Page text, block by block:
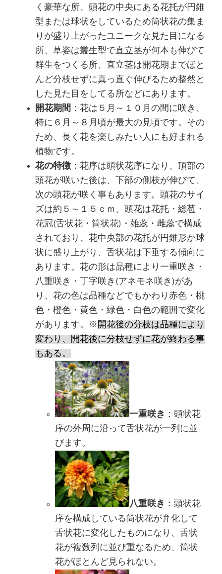
く豪華な所、頭花の中央にある花托が円錐
型または球状をしているため筒状花の集ま
りが盛り上がったユニークな見た目になる
所、草姿は叢生型で直立茎が何本も伸びて
群生をつくる所、直立茎は開花期までほと
んど分枝せずに真っ直ぐ伸びるため整然と
した見た目をしてる所などにあります。
開花期間 ：花は５月～１０月の間に咲き、
特に６月～８月頃が最大の見頃です。その
ため、長く花を楽しみたい人にも好まれる
植物です。
花の特徴 ：花序は頭状花序になり、頂部の
頭花が咲いた後は、下部の側枝が伸びて、
次の頭花が咲く事もあります。頭花のサイ
ズは約５～１５ｃｍ、頭花は花托・総苞・
花冠(舌状花・筒状花)・雄蕊・雌蕊で構成
されており、花中央部の花托が円錐形か球
状に盛り上がり、舌状花は下垂する傾向に
あります。花の形は品種により一重咲き・
八重咲き・丁字咲き(アネモネ咲き)があ
り、花の色は品種などでもかわり赤色・桃
色・橙色・黄色・緑色・白色の範囲で変化
があります。※ 開花後の分枝は品種により
変わり、開花後に分枝せずに花が終わる事
もある。
一重咲き
：頭状花
序の外周に沿って舌状花が一列に並
びます。
八重咲き
：頭状花
序を構成している筒状花が弁化して
舌状花に変化したものになり、舌状
花が複数列に並び重なるため、筒状
花がほとんど見られない。